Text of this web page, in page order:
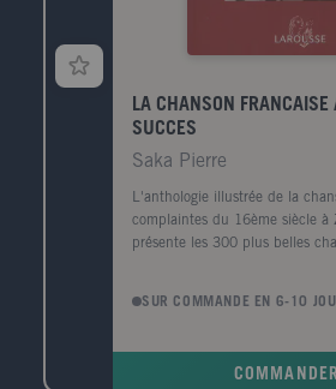
LA CHANSON FRANCAISE
SUCCES
Saka Pierre
L'anthologie illustrée de la
complaintes du 16ème siècle à
présente les 300 plus belles
comporte une introduction
chansons classées
avec en moyenne 4 chansons
SUR COMMANDE EN 6-10
COMMANDER